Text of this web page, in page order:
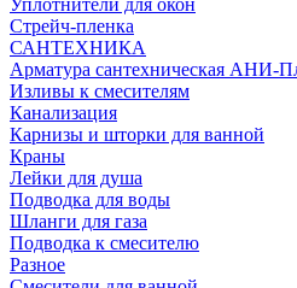
Уплотнители для окон
Стрейч-пленка
САНТЕХНИКА
Арматура сантехническая АНИ-
Изливы к смесителям
Канализация
Карнизы и шторки для ванной
Краны
Лейки для душа
Подводка для воды
Шланги для газа
Подводка к смесителю
Разное